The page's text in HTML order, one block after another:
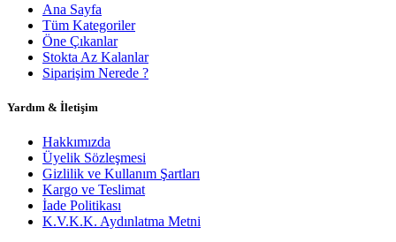
Ana Sayfa
Tüm Kategoriler
Öne Çıkanlar
Stokta Az Kalanlar
Siparişim Nerede ?
Yardım & İletişim
Hakkımızda
Üyelik Sözleşmesi
Gizlilik ve Kullanım Şartları
Kargo ve Teslimat
İade Politikası
K.V.K.K. Aydınlatma Metni